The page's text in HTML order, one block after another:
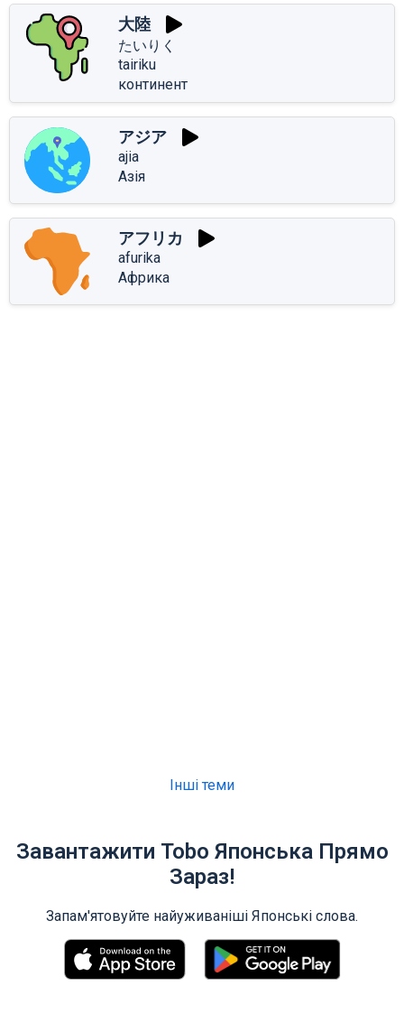
大陸
たいりく
tairiku
континент
アジア
ajia
Азія
アフリカ
afurika
Африка
Інші теми
Завантажити Tobo Японська Прямо
Зараз!
Запам'ятовуйте найуживаніші Японські слова.